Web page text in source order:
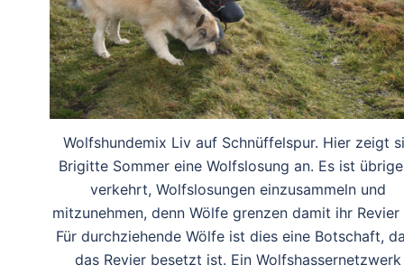
Wolfshundemix Liv auf Schnüffelspur. Hier zeigt
Brigitte Sommer eine Wolfslosung an. Es ist
verkehrt, Wolfslosungen einzusammeln und
mitzunehmen, denn Wölfe grenzen damit ihr Revier
Für durchziehende Wölfe ist dies eine Botschaft,
das Revier besetzt ist. Ein Wolfshassernetzwerk